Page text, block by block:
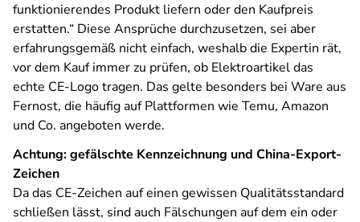
funktionierendes Produkt liefern oder den Kaufpreis
erstatten.“ Diese Ansprüche durchzusetzen, sei aber
erfahrungsgemäß nicht einfach, weshalb die Expertin rät,
vor dem Kauf immer zu prüfen, ob Elektroartikel das
echte CE-Logo tragen. Das gelte besonders bei Ware aus
Fernost, die häufig auf Plattformen wie Temu, Amazon
und Co. angeboten werde.
Achtung: gefälschte Kennzeichnung und China-Export-
Zeichen
Da das CE-Zeichen auf einen gewissen Qualitätsstandard
schließen lässt, sind auch Fälschungen auf dem ein oder